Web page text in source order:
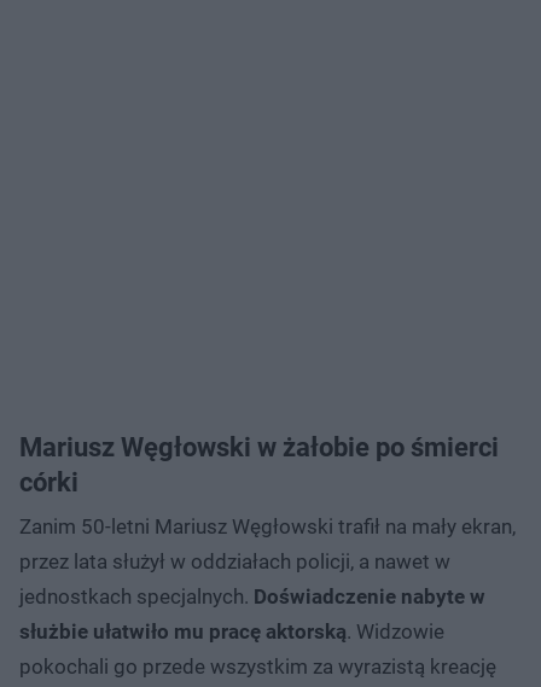
Mariusz Węgłowski w żałobie po śmierci
córki
Zanim 50-letni Mariusz Węgłowski trafił na mały ekran,
przez lata służył w oddziałach policji, a nawet w
jednostkach specjalnych. Doświadczenie nabyte w
służbie ułatwiło mu pracę aktorską. Widzowie
pokochali go przede wszystkim za wyrazistą kreację